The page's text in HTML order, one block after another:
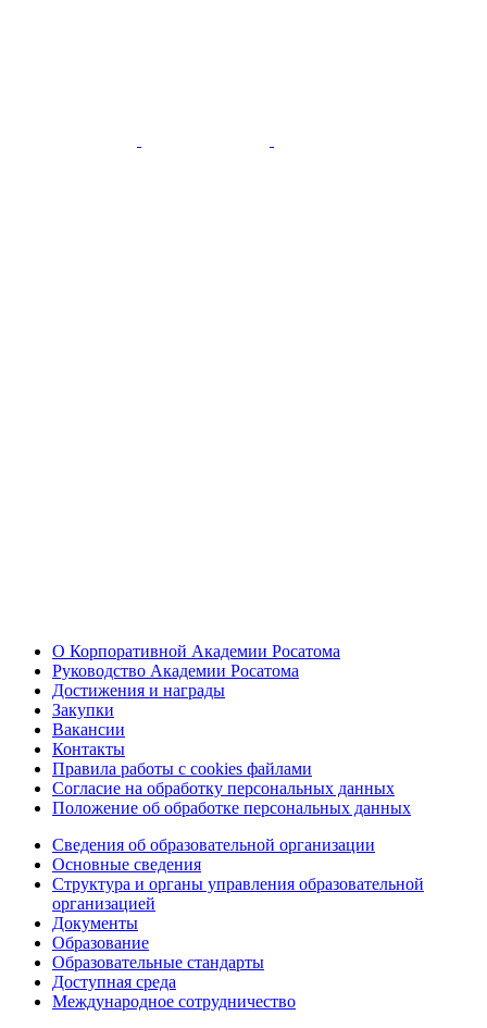
О Корпоративной Академии Росатома
Руководство Академии Росатома
Достижения и награды
Закупки
Вакансии
Контакты
Правила работы с cookies файлами
Согласие на обработку персональных данных
Положение об обработке персональных данных
Сведения об образовательной организации
Основные сведения
Структура и органы управления образовательной
организацией
Документы
Образование
Образовательные стандарты
Доступная среда
Международное сотрудничество